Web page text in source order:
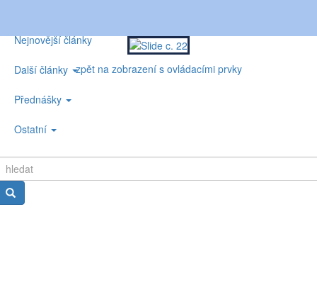
Nejnovější články
Další články
Přednášky
Ostatní
zpět na zobrazení s ovládacími prvky